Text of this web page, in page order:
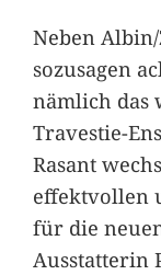
Neben Albin/
sozusagen
nämlich das
Travestie-
Rasant
effektvollen
für die
Ausstatterin